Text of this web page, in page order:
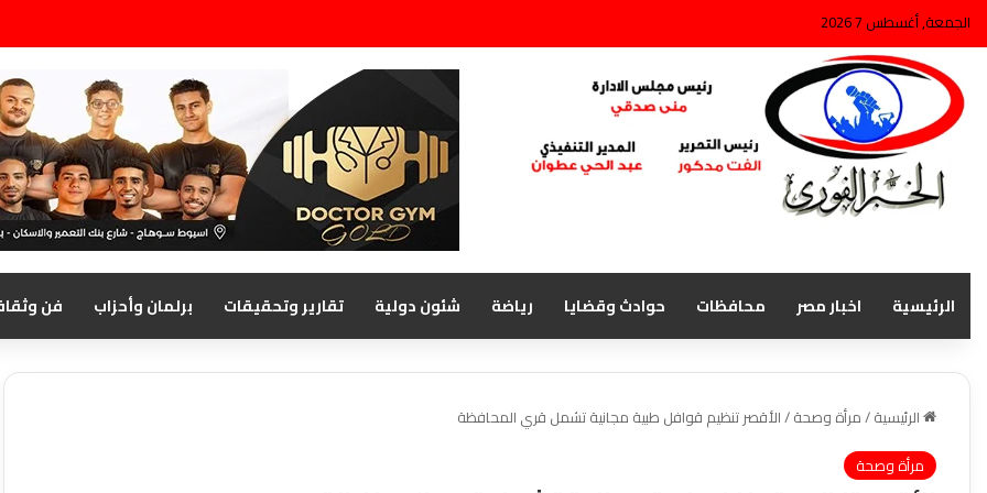
الجمعة, أغسطس 7 2026
الرئيسية اخبار مصر محافظات حوادث وقضايا رياضة شئون دولية تقارير وتحقيقات برلمان وأحزاب فن
الرئيسية/مرأة وصحة/الأقصر تنظيم قوافل طبية مجانية تشمل قري المحافظة
مرأة وصحة